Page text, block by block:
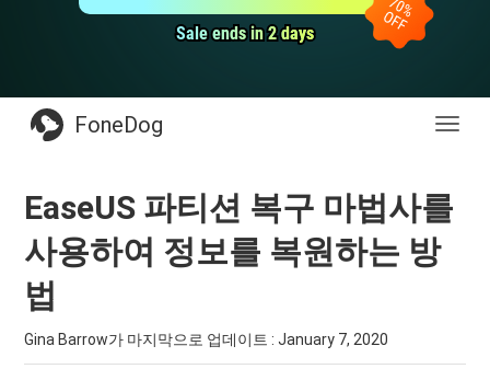
Sale ends in 2 days
Sale ends in 2 days
전
FoneDog
EaseUS 파티션 복구 마법사를
사용하여 정보를 복원하는 방
법
Gina Barrow가 마지막으로 업데이트 :January 7, 2020